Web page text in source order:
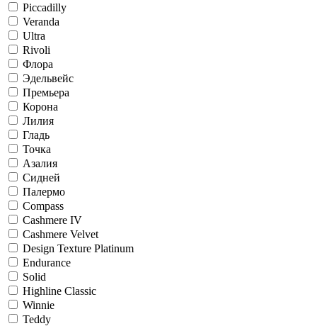
Piccadilly
Veranda
Ultra
Rivoli
Флора
Эдельвейс
Премьера
Корона
Лилия
Гладь
Точка
Азалия
Сидней
Палермо
Compass
Cashmere IV
Cashmere Velvet
Design Texture Platinum
Endurance
Solid
Highline Classic
Winnie
Teddy